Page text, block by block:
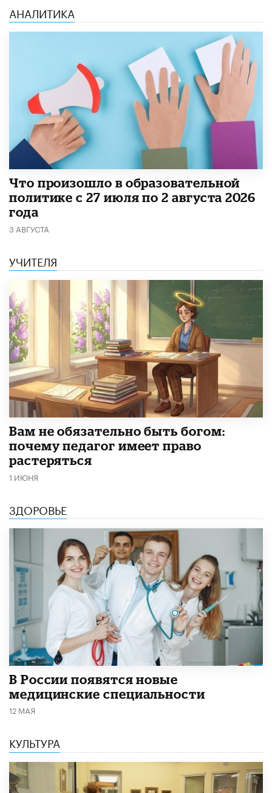
АНАЛИТИКА
​Что произошло в образовательной
политике с 27 июля по 2 августа 2026
года
3 АВГУСТА
УЧИТЕЛЯ
​Вам не обязательно быть богом:
почему педагог имеет право
растеряться
1 ИЮНЯ
ЗДОРОВЬЕ
В России появятся новые
медицинские специальности
12 МАЯ
КУЛЬТУРА